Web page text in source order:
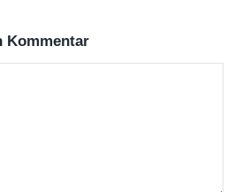
Kommentar